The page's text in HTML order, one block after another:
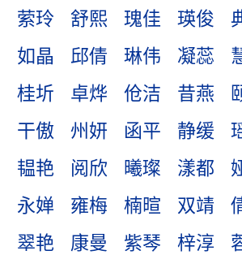
萦玲
舒熙 瑰佳 瑛俊
如晶
邱倩 琳伟 凝蕊
桂圻
卓烨 伧洁 昔燕
干傲
州妍 函平 静缓
韫艳
阅欣 曦璨 漾都
永婵
雍梅 楠暄 双靖
翠艳
康曼 紫琴 梓淳